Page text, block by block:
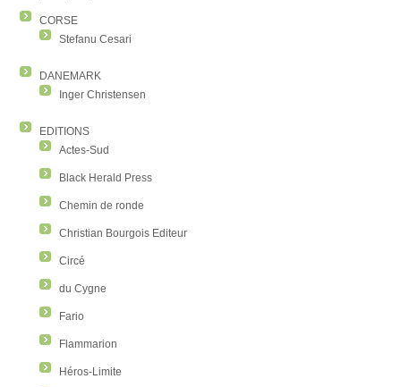
CORSE
Stefanu Cesari
DANEMARK
Inger Christensen
EDITIONS
Actes-Sud
Black Herald Press
Chemin de ronde
Christian Bourgois Editeur
Circé
du Cygne
Fario
Flammarion
Héros-Limite